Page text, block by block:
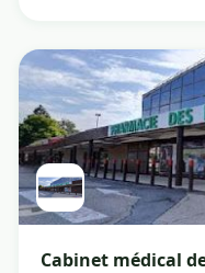
Cabinet médical